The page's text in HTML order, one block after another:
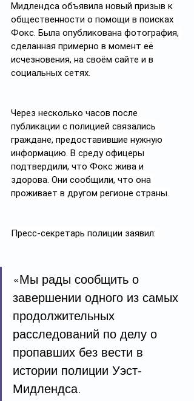
Мидлендса объявила новый призыв к
общественности о помощи в поисках
Фокс. Была опубликована фотография,
сделанная примерно в момент её
исчезновения, на своём сайте и в
социальных сетях.
Через несколько часов после
публикации с полицией связались
граждане, предоставившие нужную
информацию. В среду офицеры
подтвердили, что Фокс жива и
здорова. Они сообщили, что она
проживает в другом регионе страны.
Пресс-секретарь полиции заявил:
«Мы рады сообщить о
завершении одного из самых
продолжительных
расследований по делу о
пропавших без вести в
истории полиции Уэст-
Мидлендса.